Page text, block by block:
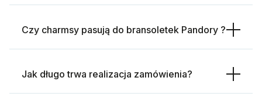
Czy charmsy pasują do bransoletek Pandory ?
Jak długo trwa realizacja zamówienia?